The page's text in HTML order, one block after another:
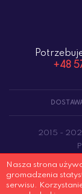
+48
2015 -
Nasza strona
gromadzenia
serwisu.